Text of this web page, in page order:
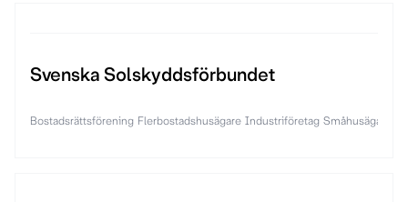
Svenska Solskyddsförbundet
Bostadsrättsförening Flerbostadshusägare Industriföretag Småhusägare